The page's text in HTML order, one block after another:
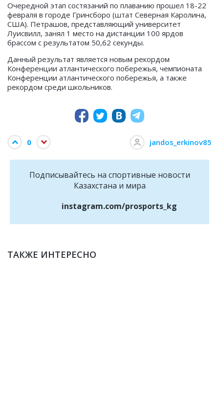
Очередной этап состязаний по плаванию прошел 18-22
февраля в городе Гринсборо (штат Северная Каролина,
США). Петрашов, представляющий университет
Луисвилл, занял 1 место на дистанции 100 ярдов
брассом с результатом 50,62 секунды.
Данный результат является новым рекордом
Конференции атлантического побережья, чемпионата
Конференции атлантического побережья, а также
рекордом среди школьников.
0 jandos_erkinov85
Подписывайтесь на cпортивные новости
Казахстана и мира
instagram.com/prosports_kg
ТАКЖЕ ИНТЕРЕСНО